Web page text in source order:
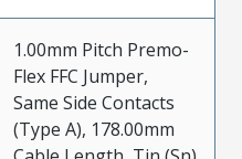
1.00mm Pitch Premo-
Flex FFC Jumper,
Same Side Contacts
(Type A), 178.00mm